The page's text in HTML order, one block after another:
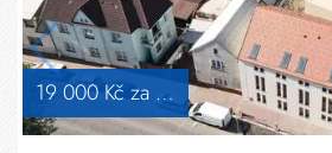
19 000 Kč za měsíc